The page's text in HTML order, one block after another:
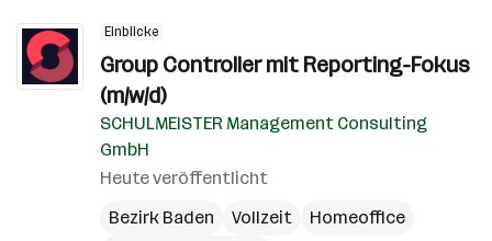
Einblicke
Group Controller mit Reporting-Fokus
(m/w/d)
SCHULMEISTER Management Consulting
GmbH
Heute veröffentlicht
Bezirk Baden
Vollzeit
Homeoffice